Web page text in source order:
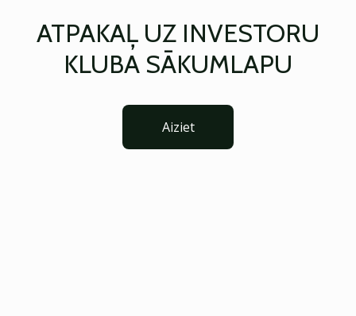
ATPAKAĻ UZ INVESTORU
KLUBA SĀKUMLAPU
Aiziet